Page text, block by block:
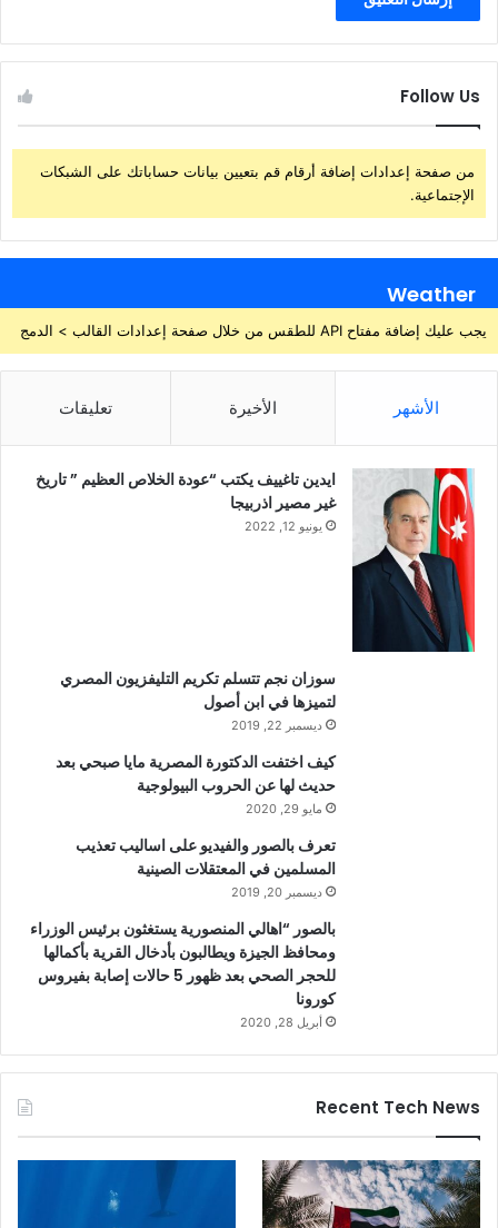
Follow Us
من صفحة إعدادات إضافة أرقام قم بتعيين بيانات حساباتك على الشبكات
الإجتماعية.
Weather
يجب عليك إضافة مفتاح API للطقس من خلال صفحة إعدادات القالب > الدمج
الأشهر الأخيرة تعليقات
ايدين تاغييف يكتب “عودة الخلاص العظيم ” تاريخ
غير مصير اذربيجا
يونيو 12, 2022
سوزان نجم تتسلم تكريم التليفزيون المصري
لتميزها في ابن أصول
ديسمبر 22, 2019
كيف اختفت الدكتورة المصرية مايا صبحي بعد
حديث لها عن الحروب البيولوجية
مايو 29, 2020
تعرف بالصور والفيديو على اساليب تعذيب
المسلمين في المعتقلات الصينية
ديسمبر 20, 2019
بالصور “اهالي المنصورية يستغثون برئيس الوزراء
ومحافظ الجيزة ويطالبون بأدخال القرية بأكمالها
للحجر الصحي بعد ظهور 5 حالات إصابة بفيروس
كورونا
أبريل 28, 2020
Recent Tech News